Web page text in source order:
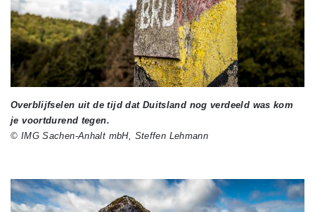
Overblijfselen uit de tijd dat Duitsland nog verdeeld was kom
je voortdurend tegen.
© IMG Sachen-Anhalt mbH, Steffen Lehmann